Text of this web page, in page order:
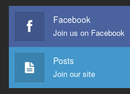
Facebook
Join us on Facebook
Posts
Join our site